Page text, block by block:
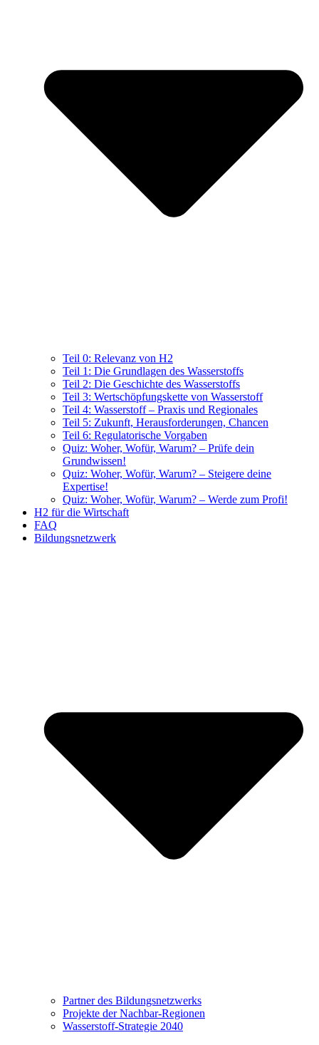
Teil 0: Relevanz von H2
Teil 1: Die Grundlagen des Wasserstoffs
Teil 2: Die Geschichte des Wasserstoffs
Teil 3: Wertschöpfungskette von Wasserstoff
Teil 4: Wasserstoff – Praxis und Regionales
Teil 5: Zukunft, Herausforderungen, Chancen
Teil 6: Regulatorische Vorgaben
Quiz: Woher, Wofür, Warum? – Prüfe dein
Grundwissen!
Quiz: Woher, Wofür, Warum? – Steigere deine
Expertise!
Quiz: Woher, Wofür, Warum? – Werde zum Profi!
H2 für die Wirtschaft
FAQ
Bildungsnetzwerk
Partner des Bildungsnetzwerks
Projekte der Nachbar-Regionen
Wasserstoff-Strategie 2040